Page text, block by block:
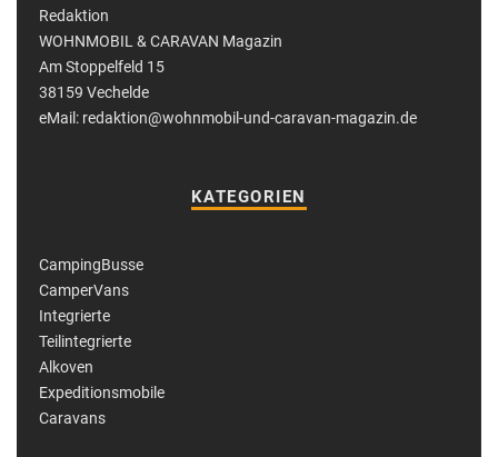
Redaktion
WOHNMOBIL & CARAVAN Magazin
Am Stoppelfeld 15
38159 Vechelde
eMail: redaktion@wohnmobil-und-caravan-magazin.de
KATEGORIEN
CampingBusse
CamperVans
Integrierte
Teilintegrierte
Alkoven
Expeditionsmobile
Caravans